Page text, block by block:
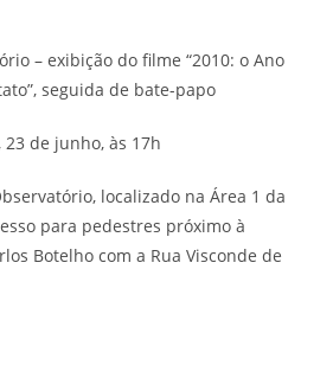
– exibição do filme “2010: o Ano
seguida de bate-papo
de junho, às 17h
localizado na Área 1 da
para pedestres próximo à
Botelho com a Rua Visconde de